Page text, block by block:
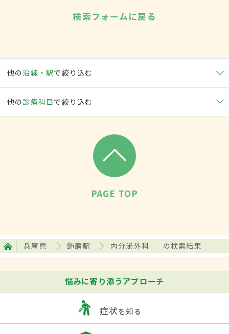
検索フォームに戻る
他の沿線・駅で絞り込む
他の 診療科目で絞り込む
PAGE TOP
兵庫県 飾磨駅 内分泌外科 の検索結果
悩みに寄り添うアプローチ
症状を知る